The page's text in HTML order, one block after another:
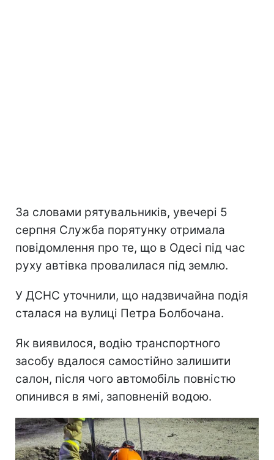
За словами рятувальників, увечері 5
серпня Служба порятунку отримала
повідомлення про те, що в Одесі під час
руху автівка провалилася під землю.
У ДСНС уточнили, що надзвичайна подія
сталася на вулиці Петра Болбочана.
Як виявилося, водію транспортного
засобу вдалося самостійно залишити
салон, після чого автомобіль повністю
опинився в ямі, заповненій водою.